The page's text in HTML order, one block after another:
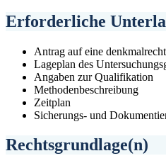
Erforderliche
Antrag auf eine
Lageplan des
Angaben zur Qualifikation
Methodenbeschreibung
Zeitplan
Sicherungs- und
Rechtsgrundlage(n)